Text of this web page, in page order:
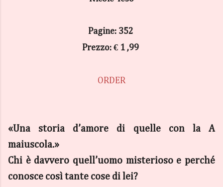
Pagine: 352
Prezzo: € 1 ,99
ORDER
«Una storia d’amore di quelle con la A
maiuscola.»
Chi è davvero quell’uomo misterioso e perché
conosce così tante cose di lei?